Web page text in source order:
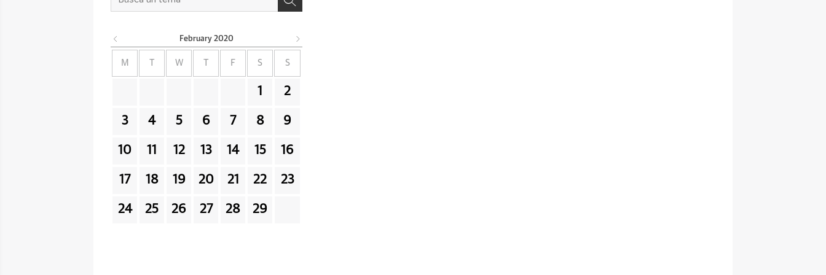
February 2020
M W F S S
1 2
3 4 5 6 7 8 9
10 11 12 13 14 15 16
17 18 19 20 21 22 23
24 25 26 27 28 29